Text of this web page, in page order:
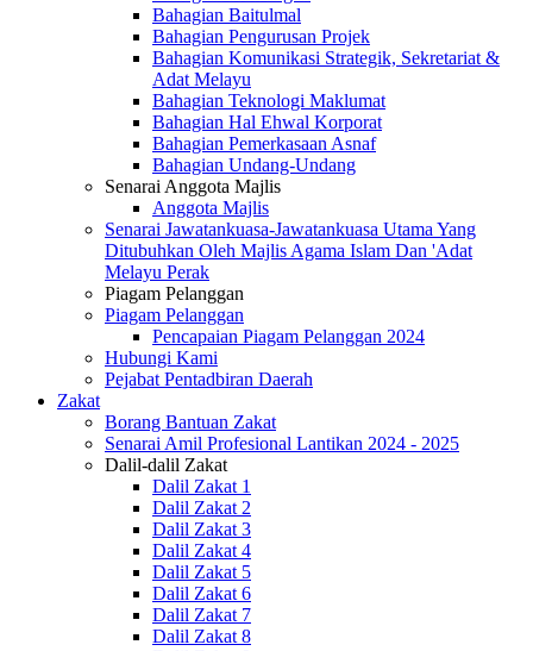
Bahagian Baitulmal
Bahagian Pengurusan Projek
Bahagian Komunikasi Strategik, Sekretariat &
Adat Melayu
Bahagian Teknologi Maklumat
Bahagian Hal Ehwal Korporat
Bahagian Pemerkasaan Asnaf
Bahagian Undang-Undang
Senarai Anggota Majlis
Anggota Majlis
Senarai Jawatankuasa-Jawatankuasa Utama Yang
Ditubuhkan Oleh Majlis Agama Islam Dan 'Adat
Melayu Perak
Piagam Pelanggan
Piagam Pelanggan
Pencapaian Piagam Pelanggan 2024
Hubungi Kami
Pejabat Pentadbiran Daerah
Zakat
Borang Bantuan Zakat
Senarai Amil Profesional Lantikan 2024 - 2025
Dalil-dalil Zakat
Dalil Zakat 1
Dalil Zakat 2
Dalil Zakat 3
Dalil Zakat 4
Dalil Zakat 5
Dalil Zakat 6
Dalil Zakat 7
Dalil Zakat 8